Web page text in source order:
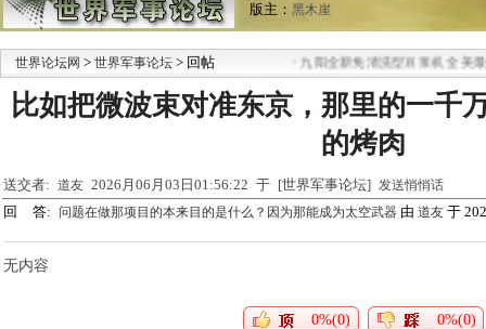
版主： 黑木崖
世界论坛网 > 世界军事论坛 > 回帖 九阳全新免清洗型豆浆机 全美最低
比如把微波束对准东京，那里的一千
的烤肉
送交者: 道友 2026月06月03日01:56:22 于 [世界军事论坛] 发送悄悄话
回 答: 问题在做那项目的本来目的是什么？因为那能成为太空武器 由 道友 于
无内容
0%(0) 0%(0)